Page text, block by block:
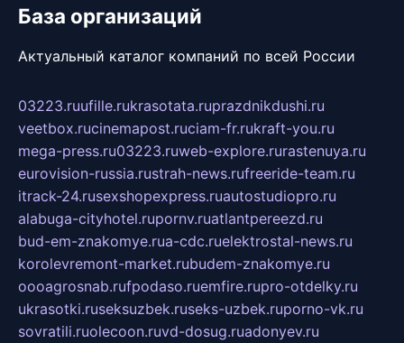
База организаций
Актуальный каталог компаний по всей России
03223.ruufille.rukrasotata.ruprazdnikdushi.ru
veetbox.rucinemapost.ruciam-fr.rukraft-you.ru
mega-press.ru03223.ruweb-explore.rurastenuya.ru
eurovision-russia.rustrah-news.rufreeride-team.ru
itrack-24.rusexshopexpress.ruautostudiopro.ru
alabuga-cityhotel.rupornv.ruatlantpereezd.ru
bud-em-znakomye.rua-cdc.ruelektrostal-news.ru
korolevremont-market.rubudem-znakomye.ru
oooagrosnab.rufpodaso.ruemfire.rupro-otdelky.ru
ukrasotki.ruseksuzbek.ruseks-uzbek.ruporno-vk.ru
sovratili.ruolecoon.ruvd-dosug.ruadonyev.ru